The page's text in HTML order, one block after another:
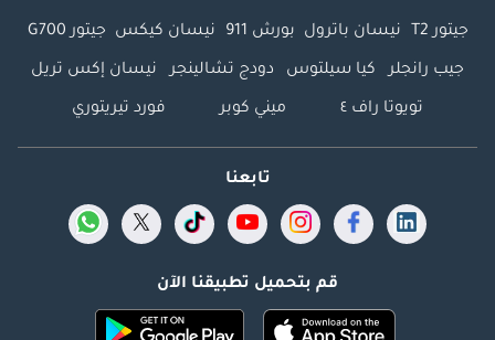
جيتور T2 نيسان باترول بورش 911 نيسان كيكس جيتور G700
جيب رانجلر كيا سيلتوس دودج تشالينجر نيسان إكس تريل
تويوتا راف ٤ ميني كوبر فورد تيريتوري
تابعنا
قم بتحميل تطبيقنا الآن